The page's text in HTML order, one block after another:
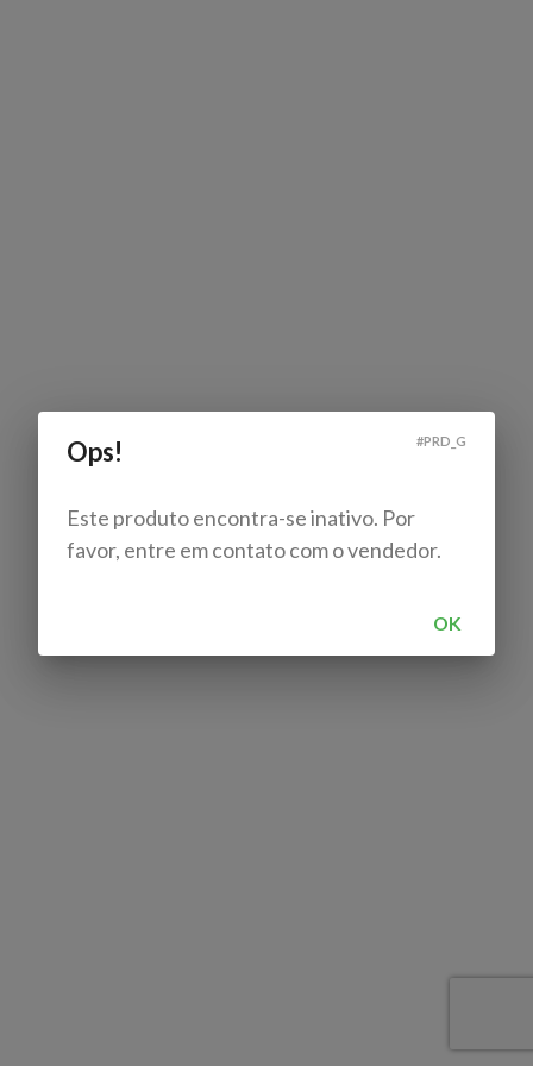
Ops! #PRD_G
Este produto encontra-se inativo. Por
favor, entre em contato com o vendedor.
OK